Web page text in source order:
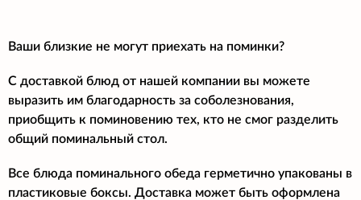
Ваши близкие не могут приехать на поминки?
С доставкой блюд от нашей компании вы можете
выразить им благодарность за соболезнования,
приобщить к поминовению тех, кто не смог разделить
общий поминальный стол.
Все блюда поминального обеда герметично упакованы в
пластиковые боксы. Доставка может быть оформлена